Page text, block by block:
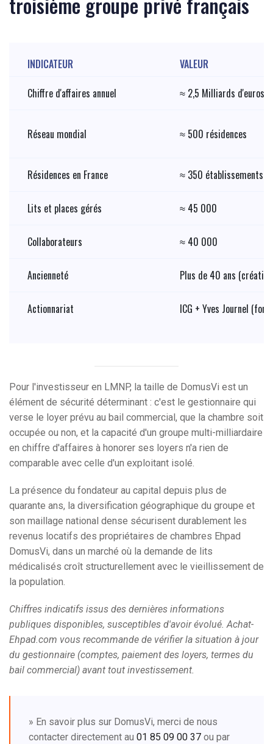
INDICATEUR
VALEUR
Chiffre d'affaires annuel
≈ 2,5 Milliards d'euros
Réseau mondial ≈ 500 résidences
Résidences en France ≈ 350 établissements
Lits et places gérés ≈ 45 000
Collaborateurs ≈ 40 000
Ancienneté Plus de 40 ans
Actionnariat ICG + Yves Journel
Pour l'investisseur en LMNP, la taille de DomusVi est un
élément de sécurité déterminant : c'est le gestionnaire qui
verse le loyer prévu au bail commercial, que la chambre soit
occupée ou non, et la capacité d'un groupe multi-milliardaire
en chiffre d'affaires à honorer ses loyers n'a rien de
comparable avec celle d'un exploitant isolé.
La présence du fondateur au capital depuis plus de
quarante ans, la diversification géographique du groupe et
son maillage national dense sécurisent durablement les
revenus locatifs des propriétaires de chambres Ehpad
DomusVi, dans un marché où la demande de lits
médicalisés croît structurellement avec le vieillissement de
la population.
Chiffres indicatifs issus des dernières informations
publiques disponibles, susceptibles d'avoir évolué. Achat-
Ehpad.com vous recommande de vérifier la situation à jour
du gestionnaire (comptes, paiement des loyers, termes du
bail commercial) avant tout investissement.
» En savoir plus sur DomusVi, merci de nous
contacter directement au 01 85 09 00 37 ou par